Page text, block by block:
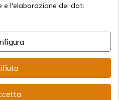
Aggiungi al carrello
dal 1998
e l'elaborazione dei dati